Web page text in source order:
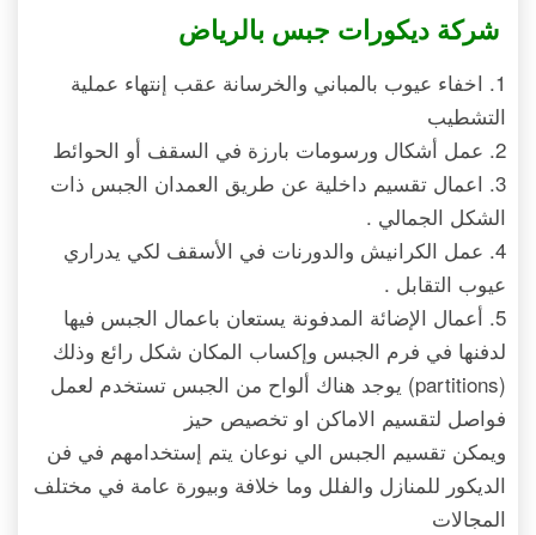
شركة ديكورات جبس بالرياض
1. اخفاء عيوب بالمباني والخرسانة عقب إنتهاء عملية
التشطيب
2. عمل أشكال ورسومات بارزة في السقف أو الحوائط
3. اعمال تقسيم داخلية عن طريق العمدان الجبس ذات
الشكل الجمالي .
4. عمل الكرانيش والدورنات في الأسقف لكي يدراري
عيوب التقابل .
5. أعمال الإضائة المدفونة يستعان باعمال الجبس فيها
لدفنها في فرم الجبس وإكساب المكان شكل رائع وذلك
(partitions) يوجد هناك ألواح من الجبس تستخدم لعمل
فواصل لتقسيم الاماكن او تخصيص حيز
ويمكن تقسيم الجبس الي نوعان يتم إستخدامهم في فن
الديكور للمنازل والفلل وما خلافة وبيورة عامة في مختلف
المجالات